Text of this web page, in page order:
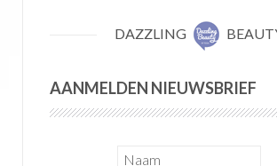
DAZZLING
AANMELDEN NIEUWSBRIEF